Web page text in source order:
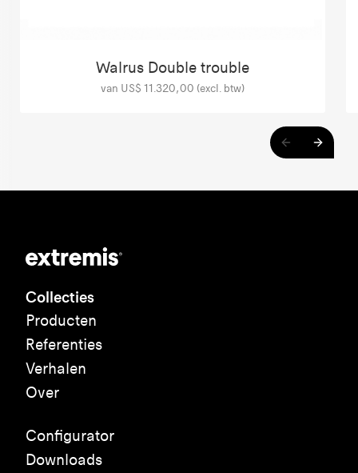
Walrus Double trouble
van US$ 11.320,00 (excl. btw)
Collecties
Producten
Referenties
Verhalen
Over
Configurator
Downloads